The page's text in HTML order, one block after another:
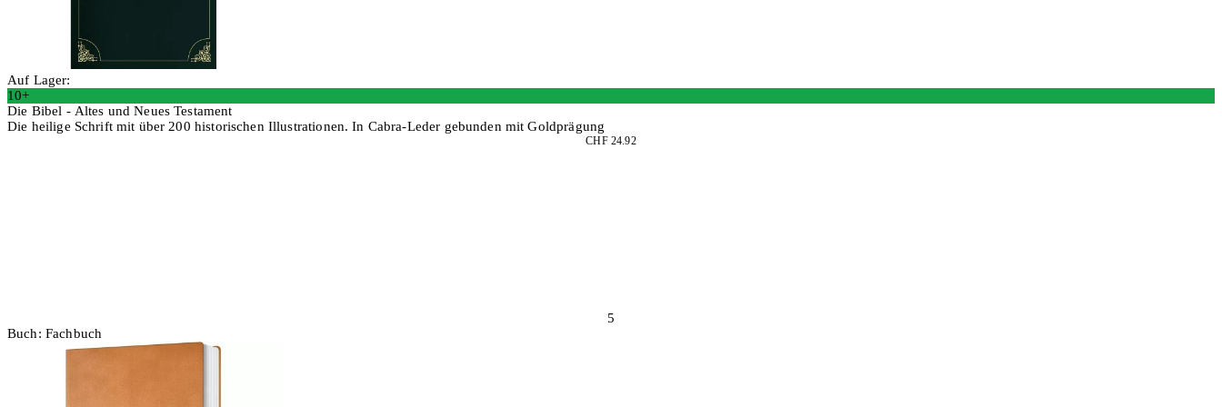
Auf Lager:
10+
Die Bibel - Altes und Neues Testament
Die heilige Schrift mit über 200 historischen Illustrationen. In Cabra-Leder gebunden mit Goldprägung
CHF 24.92
5
Buch: Fachbuch